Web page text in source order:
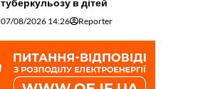
07/08/2026 14:26 Reporter